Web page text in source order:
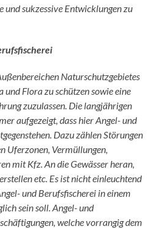
und sukzessive Entwicklungen zu
Naturschutzgebietes
und Flora zu schützen sowie eine
zuzulassen. Die langjährigen
aufgezeigt, dass hier Angel- und
Dazu zählen Störungen
Uferzonen, Vermüllungen,
mit Kfz. An die Gewässer heran,
etc. Es ist nicht einleuchtend
und Berufsfischerei in einem
sein soll. Angel- und
welche vorrangig dem